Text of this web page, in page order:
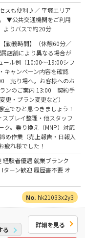
スも便利♪／ 平塚エリア
▼公共交通機関をご利用
よりバスで約20分
勤務時間】（休憩60分／
店舗により異なる場合が
ール例（10:00〜19:00シフ
キャンペーン内容を確認
売り場へ。お客様へのお
ンのご案内 13:00 契約手
更・プラン変更など）
でひと息つきましょう！
プレイ整理・他スタッフ
。乗り換え（MNP）対応
め作業（売上報告・日報入
れ様でした！
経験者優遇 就業ブランク
ターン歓迎 履歴書不要 オ
hk21033x2y3
る
詳細を見る